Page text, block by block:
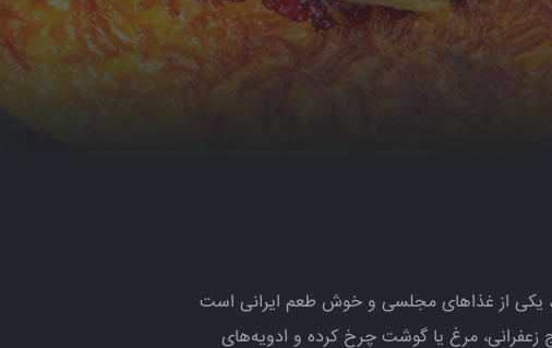
یکی از غذاهای مجلسی و خوش طعم ایرانی است
زعفرانی، مرغ یا گوشت چرخ کرده و ادویه‌های